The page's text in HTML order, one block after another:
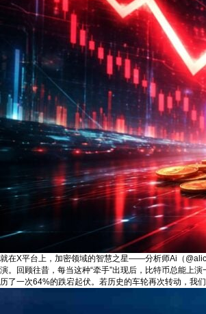
就在X平台上，加密领域的智慧之星——分析师Ai（
演。回顾往昔，每当这种“牵手”出现后，比特币总能上
历了一次64%的跌宕起伏。若历史的车轮再次转动，我